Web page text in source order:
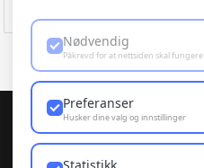
Nødvendig
Påkrevd for at nettsiden skal fungere
Preferanser
Husker dine valg og innstillinger
Statistikk